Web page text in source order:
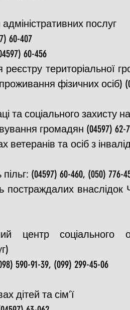
послуг
60-407
60-456
реєстру територіальної
фізичних осіб)
та соціального захисту
громадян (04597) 62-
ветеранів та осіб з
(04597) 60-460, (050) 776-
постраждалих внаслідок
центр соціального
590-91-39, (099) 299-45-06
дітей та сім’ї